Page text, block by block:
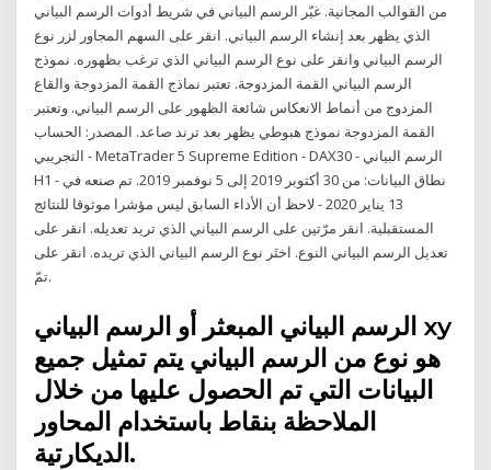
من القوالب المجانية. غيّر الرسم البياني في شريط أدوات الرسم البياني
الذي يظهر بعد إنشاء الرسم البياني. انقر على السهم المجاور لزر نوع
الرسم البياني وانقر على نوع الرسم البياني الذي ترغب بظهوره. نموذج
الرسم البياني القمة المزدوجة. تعتبر نماذج القمة المزدوجة والقاع
المزدوج من أنماط الانعكاس شائعة الظهور على الرسم البياني. وتعتبر
القمة المزدوجة نموذج هبوطي يظهر بعد ترند صاعد. المصدر: الحساب
التجريبي - MetaTrader 5 Supreme Edition - DAX30 - الرسم البياني
H1 - نطاق البيانات: من 30 أكتوبر 2019 إلى 5 نوفمبر 2019. تم صنعه في
13 يناير 2020 - لاحظ أن الأداء السابق ليس مؤشرا موثوقا للنتائج
المستقبلية. انقر مرّتين على الرسم البياني الذي تريد تعديله. انقر على
تعديل الرسم البياني النوع. اختَر نوع الرسم البياني الذي تريده. انقر على
تمّ.
الرسم البياني المبعثر أو الرسم البياني xy
هو نوع من الرسم البياني يتم تمثيل جميع
البيانات التي تم الحصول عليها من خلال
الملاحظة بنقاط باستخدام المحاور
الديكارتية.